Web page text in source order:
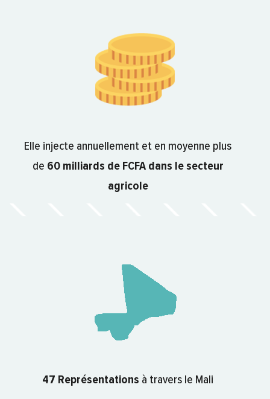
Elle injecte annuellement et en moyenne plus
de 60 milliards de FCFA dans le secteur
agricole
47 Représentations à travers le Mali